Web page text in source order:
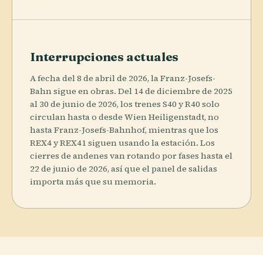
Interrupciones actuales
A fecha del 8 de abril de 2026, la Franz-Josefs-
Bahn sigue en obras. Del 14 de diciembre de 2025
al 30 de junio de 2026, los trenes S40 y R40 solo
circulan hasta o desde Wien Heiligenstadt, no
hasta Franz-Josefs-Bahnhof, mientras que los
REX4 y REX41 siguen usando la estación. Los
cierres de andenes van rotando por fases hasta el
22 de junio de 2026, así que el panel de salidas
importa más que su memoria.